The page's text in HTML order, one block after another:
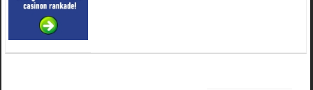
4 februari 2025 kl. 19:15:36
Greger59:NÃ¤gon som vet har en Cetek 500 EFI
15 januari 2025 kl. 23:49:44
Mrhandsome:SÃÂ¶ker defekta/trasiga fyrhjulingar. Jag betalar bra och du kan nÃÂ¥